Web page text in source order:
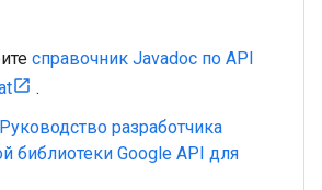
справочник Javadoc по API
.
Руководство разработчика
библиотеки Google API для